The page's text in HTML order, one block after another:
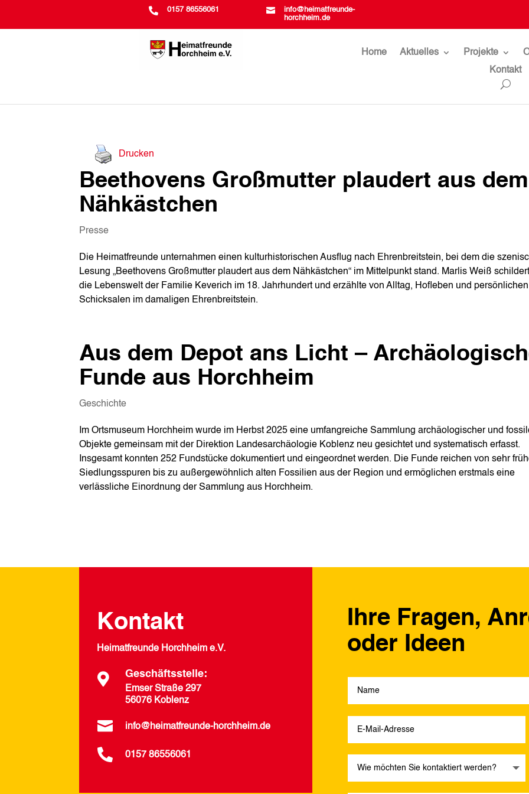
 0157 86556061 
info@heimatfreunde-
horchheim.de
Home Aktuelles Projekte
Kontakt
Drucken
Beethovens Großmutter plaudert aus dem
Nähkästchen
Presse
Die Heimatfreunde unternahmen einen kulturhistorischen Ausflug nach Ehrenbreitstein, bei dem die
Lesung „Beethovens Großmutter plaudert aus dem Nähkästchen“ im Mittelpunkt stand. Marlis Weiß
die Lebenswelt der Familie Keverich im 18. Jahrhundert und erzählte von Alltag, Hofleben und persönlichen
Schicksalen im damaligen Ehrenbreitstein.
Aus dem Depot ans Licht –
Funde aus Horchheim
Geschichte
Im Ortsmuseum Horchheim wurde im Herbst 2025 eine umfangreiche Sammlung archäologischer und
Objekte gemeinsam mit der Direktion Landesarchäologie Koblenz neu gesichtet und systematisch erfasst.
Insgesamt konnten 252 Fundstücke dokumentiert und eingeordnet werden. Die Funde reichen von sehr
Siedlungsspuren bis zu außergewöhnlich alten Fossilien aus der Region und ermöglichen erstmals eine
verlässliche Einordnung der Sammlung aus Horchheim.
Kontakt
Heimatfreunde Horchheim e.V.
 Geschäftsstelle:
Emser Straße 297
56076 Koblenz
 info@heimatfreunde-horchheim.de
 0157 86556061
Ihre Fragen,
oder Ideen